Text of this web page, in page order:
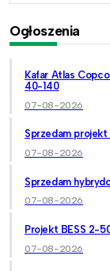
Ogłoszenia
Kafar Atlas
40-140
07-08-2026
Sprzedam
07-08-2026
Sprzedam
07-08-2026
Projekt BESS 2-
07-08-2026